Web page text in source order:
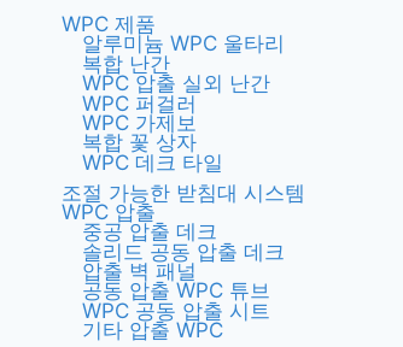
WPC 제품
알루미늄 WPC 울타리
복합 난간
WPC 압출 실외 난간
WPC 퍼걸러
WPC 가제보
복합 꽃 상자
WPC 데크 타일
조절 가능한 받침대 시스템
WPC 압출
중공 압출 데크
솔리드 공동 압출 데크
압출 벽 패널
공동 압출 WPC 튜브
WPC 공동 압출 시트
기타 압출 WPC